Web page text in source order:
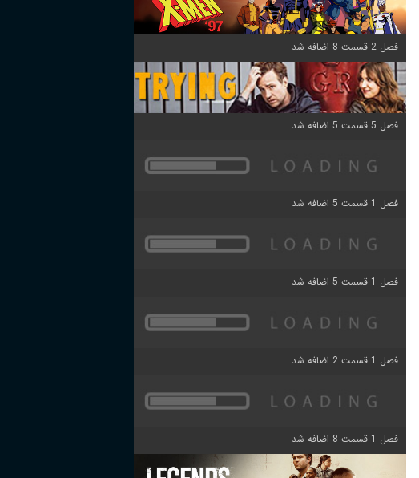
فصل 2 قسمت 8 اضافه شد
فصل 5 قسمت 5 اضافه شد
فصل 1 قسمت 5 اضافه شد
فصل 1 قسمت 5 اضافه شد
فصل 1 قسمت 2 اضافه شد
فصل 1 قسمت 8 اضافه شد